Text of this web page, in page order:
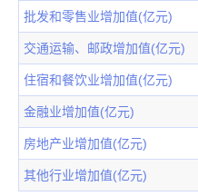
批发和零售业增加值(亿元)
交通运输、邮政增加值(亿元)
住宿和餐饮业增加值(亿元)
金融业增加值(亿元)
房地产业增加值(亿元)
其他行业增加值(亿元)